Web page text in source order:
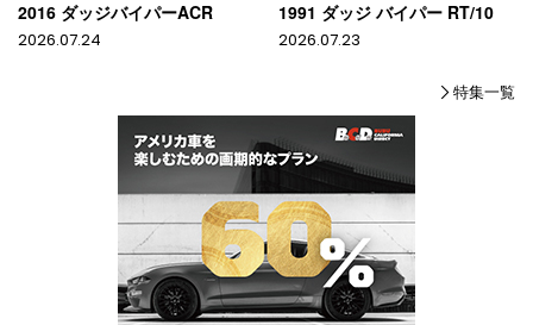
2016 ダッジバイパーACR
2026.07.24
1991 ダッジ バイパー RT/10
2026.07.23
特集一覧